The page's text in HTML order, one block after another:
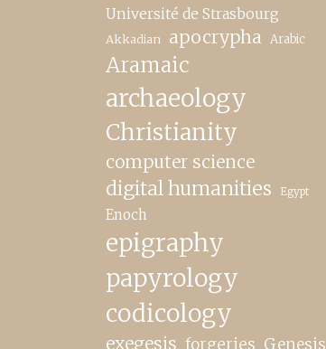
Université de Strasbourg
Akkadian apocrypha Arabic
Aramaic
archaeology
Christianity
computer science
digital humanities Egypt
Enoch
epigraphy
papyrology
codicology
exegesis forgeries Genesis